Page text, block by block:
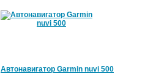
Автонавигатор Garmin nuvi 500